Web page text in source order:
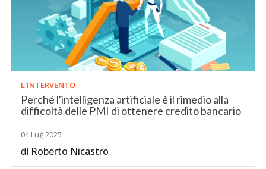
L'INTERVENTO
Perché l'intelligenza artificiale è il rimedio alla
difficoltà delle PMI di ottenere credito bancario
04 Lug 2025
di Roberto Nicastro